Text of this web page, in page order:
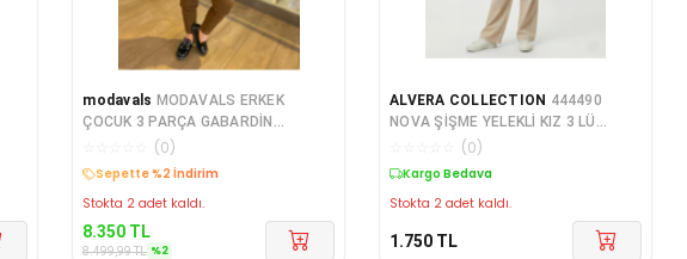
modavals MODAVALS ERKEK
ÇOCUK 3 PARÇA GABARDİN
PANTOLON & GÖMLEK & KEMER K
(0)
Kargo Bedava
Stokta 2 adet kaldı.
8.350 TL
8.499,99TL %2
ALVERA COLLECTION 444490
NOVA ŞİŞME YELEKLİ KIZ 3 LÜ
(0)
Kargo Bedava
Stokta 2 adet kaldı.
1.750 TL